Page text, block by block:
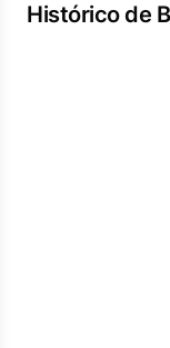
Histórico de